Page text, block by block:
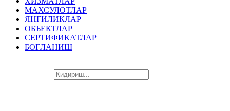
МАХСУЛОТЛАР
ЯНГИЛИКЛАР
ОБЪЕКТЛАР
СЕРТИФИКАТЛАР
БОҒЛАНИШ